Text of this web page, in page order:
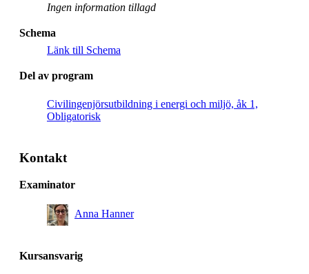
Ingen information tillagd
Schema
Länk till Schema
Del av program
Civilingenjörsutbildning i energi och miljö, åk 1,
Obligatorisk
Kontakt
Examinator
Anna Hanner
Kursansvarig